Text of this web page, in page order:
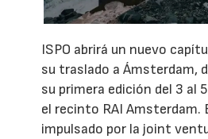
ISPO abrirá un nuevo
su traslado a Ámsterdam,
su primera edición del 3 al
el recinto RAI Amsterdam.
impulsado por la joint